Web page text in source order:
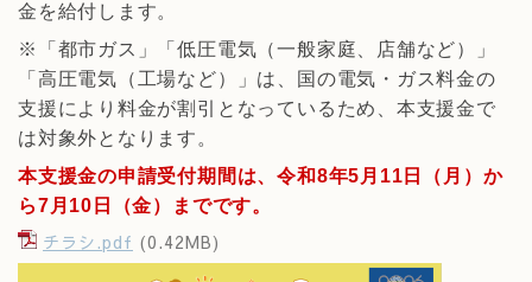
金を給付します。
※「都市ガス」「低圧電気（一般家庭、店舗など）」
「高圧電気（工場など）」は、国の電気・ガス料金の
支援により料金が割引となっているため、本支援金で
は対象外となります。
本支援金の申請受付期間は、令和8年5月11日（月）か
ら7月10日（金）までです。
チラシ.pdf (0.42MB)